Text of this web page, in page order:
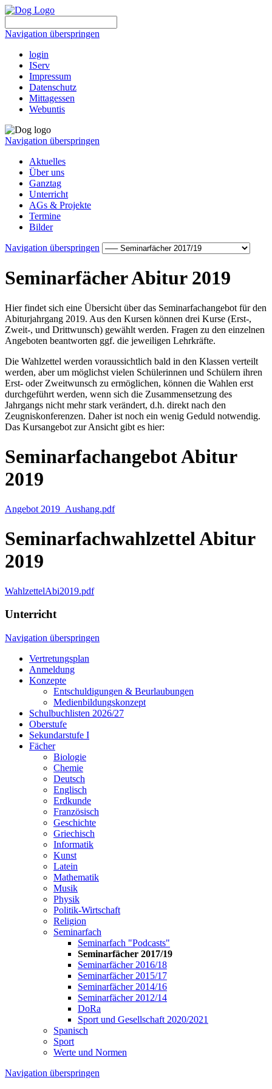
Navigation überspringen
login
IServ
Impressum
Datenschutz
Mittagessen
Webuntis
Navigation überspringen
Aktuelles
Über uns
Ganztag
Unterricht
AGs & Projekte
Termine
Bilder
Navigation überspringen
Seminarfächer Abitur 2019
Hier findet sich eine Übersicht über das Seminarfachangebot für den
Abiturjahrgang 2019. Aus den Kursen können drei Kurse (Erst-,
Zweit-, und Drittwunsch) gewählt werden. Fragen zu den einzelnen
Angeboten beantworten ggf. die jeweiligen Lehrkräfte.
Die Wahlzettel werden voraussichtlich bald in den Klassen verteilt
werden, aber um möglichst vielen Schülerinnen und Schülern ihren
Erst- oder Zweitwunsch zu ermöglichen, können die Wahlen erst
durchgeführt werden, wenn sich die Zusammensetzung des
Jahrgangs nicht mehr stark verändert, d.h. direkt nach den
Zeugniskonferenzen. Daher ist noch ein wenig Geduld notwendig.
Das Kursangebot zur Ansicht gibt es hier:
Seminarfachangebot Abitur
2019
Angebot 2019_Aushang.pdf
Seminarfachwahlzettel Abitur
2019
WahlzettelAbi2019.pdf
Unterricht
Navigation überspringen
Vertretungsplan
Anmeldung
Konzepte
Entschuldigungen & Beurlaubungen
Medienbildungskonzept
Schulbuchlisten 2026/27
Oberstufe
Sekundarstufe I
Fächer
Biologie
Chemie
Deutsch
Englisch
Erdkunde
Französisch
Geschichte
Griechisch
Informatik
Kunst
Latein
Mathematik
Musik
Physik
Politik-Wirtschaft
Religion
Seminarfach
Seminarfach "Podcasts"
Seminarfächer 2017/19
Seminarfächer 2016/18
Seminarfächer 2015/17
Seminarfächer 2014/16
Seminarfächer 2012/14
DoRa
Sport und Gesellschaft 2020/2021
Spanisch
Sport
Werte und Normen
Navigation überspringen